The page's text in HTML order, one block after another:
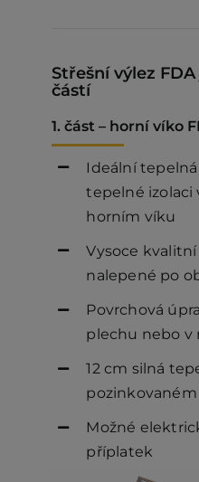
Střešní výlez
částí
1. část – horní víko
Ideální
tepelné izolaci
horním víku
Vysoce
nalepené po
Povrchová
plechu nebo v
12 cm silná
Možné
příplatek